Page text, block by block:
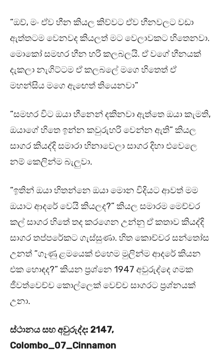
“ඔව්, මං ඒව හීන කියල කිව්වට ඒව හීනවලට වඩා
ඇත්තටම වෙනවද කියලත් මට වෙලාවකට හිතෙනවා.
මොකෝ සමහර හීන හරි කලබලයි. ඒ වගේ හීනයක්
දැකලා නැගිට්ටම ඒ කලබලේ මගෙ හිතෙත් ඒ
මහන්සිය මගෙ ඇඟෙත් තියෙනවා”
“සමහර විට ඔයා හීනෙන් දකිනවා ඇත්තෙ ඔයා කැමති,
ඔයාගේ හිතෙ ඉන්න කවුරුහරි වෙන්න ඇති” කියල
සාගර කියද්දි සමාරා හිනාවෙලා සාගර දිහා එවෙලෙ
නම් කෙලින්ම බැලුවා.
“ඉතින් ඔයා හිතන්නෙ ඔයා මොන විදියට ආවත් මම
ඔයාට ආදරේ වෙයි කියලද?” කියල සමාරම මෙච්චර
කල් සාගර හිතේ තද කරගෙන උන්නු ඒ කතාව කියද්දි
සාගර තප්පරේකට ගැස්සුණා. හිත කොච්චර සන්තෝස
උනත් “ගෑණු ළමයෙක් එහෙම මුලින්ම ආදරේ කියන
එක හොඳද?” කියන ප්‍රශ්නෙ 1947 අවුරුද්දෙ ගමක
ජීවත්වෙච්ච කොල්ලෙක් වෙච්ච සාගරට ප්‍රශ්නයක්
උනා.
ස්ථානය සහ අවුරුද්ද: 2147,
Colombo_07_Cinnamon